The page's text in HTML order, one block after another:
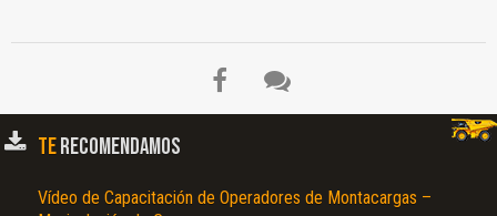
TERECOMENDAMOS
Vídeo de Capacitación de Operadores de Montacargas –